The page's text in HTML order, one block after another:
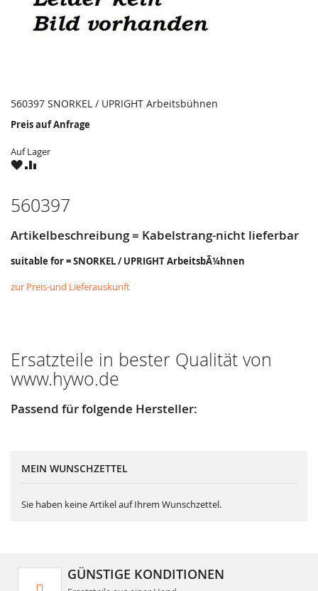
560397 SNORKEL / UPRIGHT Arbeitsbühnen
Preis auf Anfrage
Auf Lager
ZUZU
560397
Artikelbeschreibung = Kabelstrang-nicht lieferbar
suitable for = SNORKEL / UPRIGHT ArbeitsbÃ¼hnen
zur Preis-und Lieferauskunft
Ersatzteile in bester Qualität von
www.hywo.de
Passend für folgende Hersteller:
MEIN WUNSCHZETTEL
Sie haben keine Artikel auf Ihrem Wunschzettel.
GÜNSTIGE KONDITIONEN